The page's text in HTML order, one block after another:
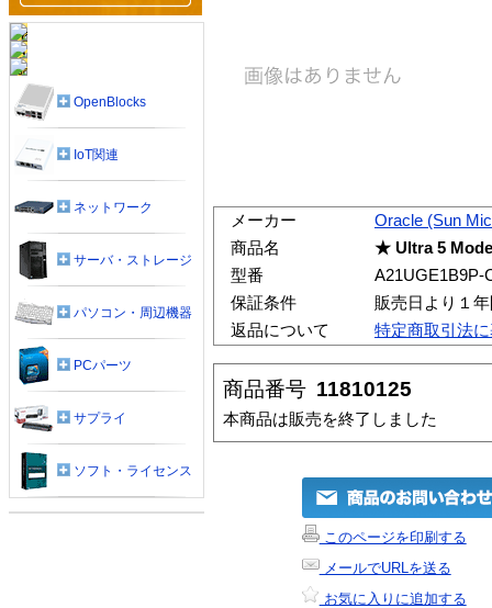
メーカー
Oracle (Sun
商品名
★ Ultra 5
型番
A21UGE1B9P-
保証条件
販売日より１
返品について
特定商取引法
商品番号 11810125
本商品は販売を終了しました
このページを印刷する
メールでURLを送る
お気に入りに追加する
OpenBlocks
IoT関連
ネットワーク
サーバ・ストレージ
パソコン・周辺機器
PCパーツ
サプライ
ソフト・ライセンス